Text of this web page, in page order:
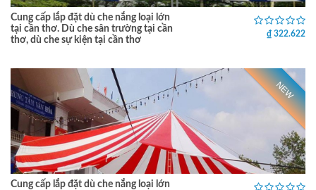
Cung cấp lắp đặt dù che nắng loại lớn
tại cần thơ. Dù che sân trường tại cần
thơ, dù che sự kiện tại cần thơ
₫ 322.622
NEW
Cung cấp lắp đặt dù che nắng loại lớn